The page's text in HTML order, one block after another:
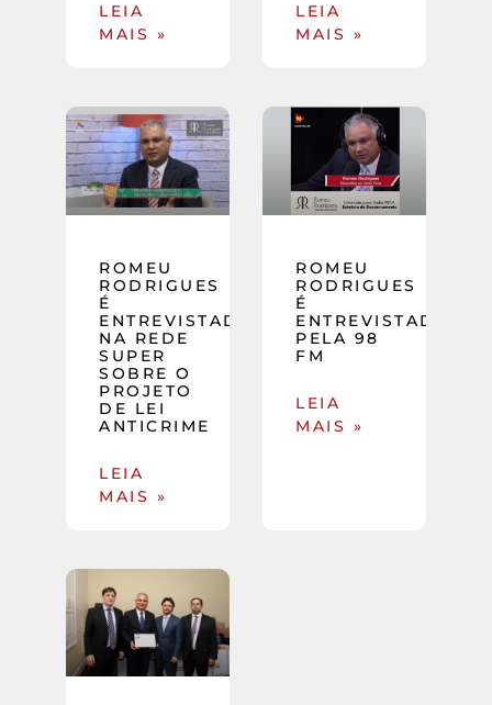
LEIA
MAIS »
LEIA
MAIS »
ROMEU
RODRIGUES
É
ENTREVISTADO
NA REDE
SUPER
SOBRE O
PROJETO
DE LEI
ANTICRIME
LEIA
MAIS »
ROMEU
RODRIGUES
É
ENTREVISTADO
PELA 98
FM
LEIA
MAIS »